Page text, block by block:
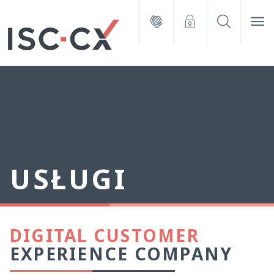
USŁUGI
DIGITAL CUSTOMER
EXPERIENCE COMPANY